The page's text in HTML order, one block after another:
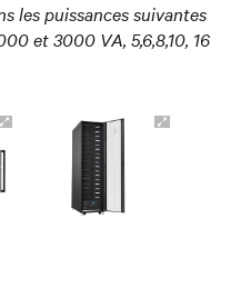
les puissances suivantes
et 3000 VA, 5,6,8,10, 16